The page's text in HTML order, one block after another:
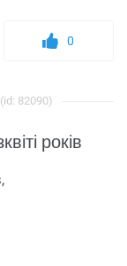
0
82090)
років